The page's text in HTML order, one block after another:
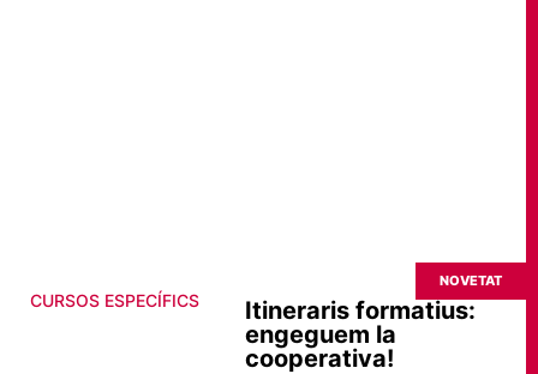
NOVETAT
CURSOS ESPECÍFICS
Itineraris formatius:
engeguem la
cooperativa!